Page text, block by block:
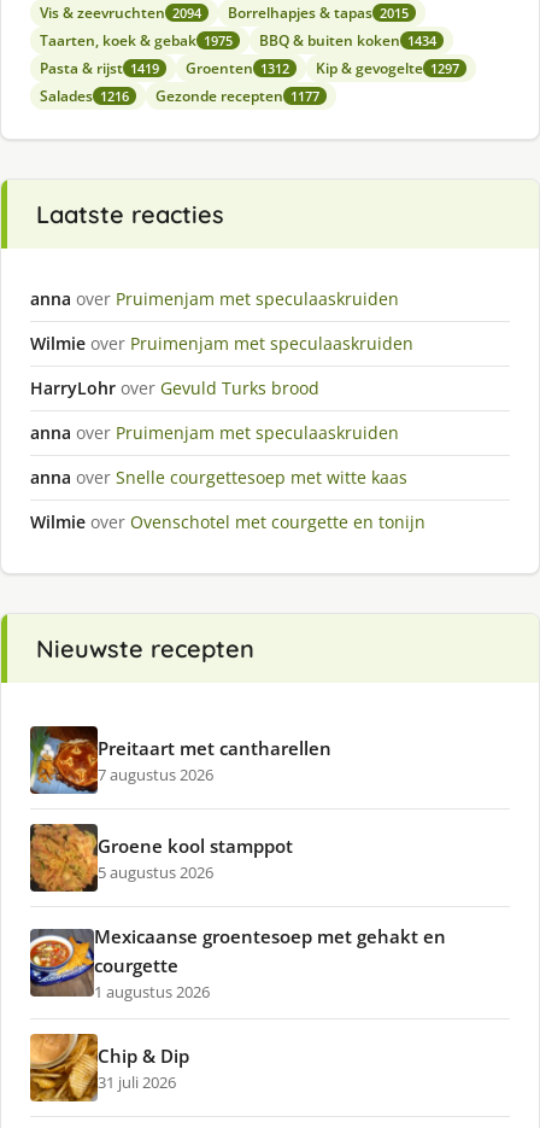
Vis & zeevruchten 2094 Borrelhapjes & tapas 2015
Taarten, koek & gebak 1975 BBQ & buiten koken 1434
Pasta & rijst 1419 Groenten 1312 Kip & gevogelte 1297
Salades 1216 Gezonde recepten 1177
Laatste reacties
anna over Pruimenjam met speculaaskruiden
Wilmie over Pruimenjam met speculaaskruiden
HarryLohr over Gevuld Turks brood
anna over Pruimenjam met speculaaskruiden
anna over Snelle courgettesoep met witte kaas
Wilmie over Ovenschotel met courgette en tonijn
Nieuwste recepten
Preitaart met cantharellen
7 augustus 2026
Groene kool stamppot
5 augustus 2026
Mexicaanse groentesoep met gehakt en
courgette
1 augustus 2026
Chip & Dip
31 juli 2026